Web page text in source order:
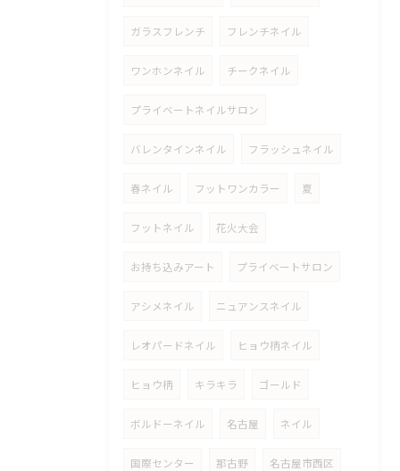
ガラスフレンチ フレンチネイル
ワンホンネイル チークネイル
プライベートネイルサロン
バレンタインネイル フラッシュネイル
春ネイル フットワンカラー 夏
フットネイル 花火大会
お持ち込みアート プライベートサロン
アシメネイル ニュアンスネイル
レオパードネイル ヒョウ柄ネイル
ヒョウ柄 キラキラ ゴールド
ボルドーネイル 名古屋 ネイル
国際センター 那古野 名古屋市西区